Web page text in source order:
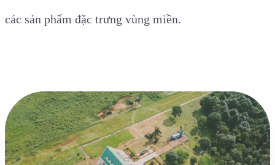
các sản phẩm đặc trưng vùng miền.